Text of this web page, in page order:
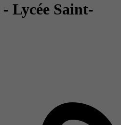
- Lycée Saint-